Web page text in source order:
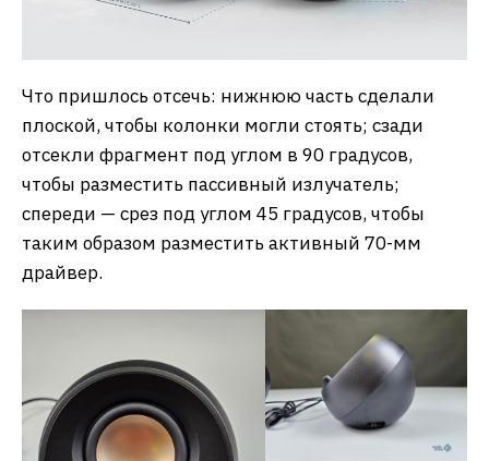
Что пришлось отсечь: нижнюю часть сделали
плоской, чтобы колонки могли стоять; сзади
отсекли фрагмент под углом в 90 градусов,
чтобы разместить пассивный излучатель;
спереди — срез под углом 45 градусов, чтобы
таким образом разместить активный 70-мм
драйвер.